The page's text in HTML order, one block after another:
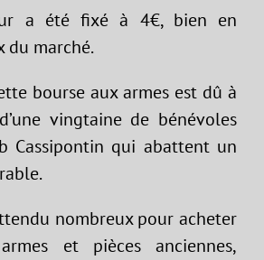
a été fixé à 4€, bien en
du marché.
bourse aux armes est dû à
vingtaine de bénévoles
Cassipontin qui abattent un
nombreux pour acheter
et pièces anciennes,